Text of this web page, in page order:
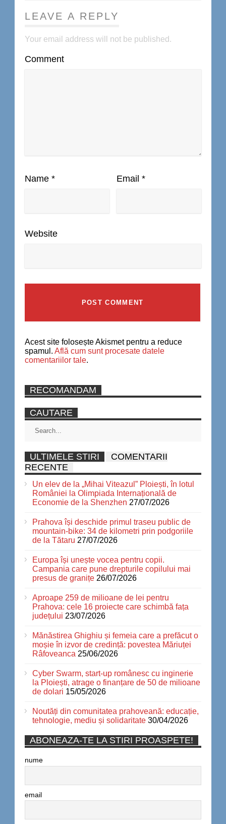
LEAVE A REPLY
Your email address will not be published.
Comment
Name * Email *
Website
Acest site folosește Akismet pentru a reduce
spamul. Află cum sunt procesate datele
comentariilor tale.
RECOMANDAM
CAUTARE
ULTIMELE STIRI
COMENTARII
RECENTE
Un elev de la „Mihai Viteazul” Ploiești, în lotul
României la Olimpiada Internațională de
Economie de la Shenzhen 27/07/2026
Prahova își deschide primul traseu public de
mountain-bike: 34 de kilometri prin podgoriile
de la Tătaru 27/07/2026
Europa își unește vocea pentru copii.
Campania care pune drepturile copilului mai
presus de granițe 26/07/2026
Aproape 259 de milioane de lei pentru
Prahova: cele 16 proiecte care schimbă fața
județului 23/07/2026
Mănăstirea Ghighiu și femeia care a prefăcut o
moșie în izvor de credință: povestea Măriuței
Râfoveanca 25/06/2026
Cyber Swarm, start-up românesc cu inginerie
la Ploiești, atrage o finanțare de 50 de milioane
de dolari 15/05/2026
Noutăți din comunitatea prahoveană: educație,
tehnologie, mediu și solidaritate 30/04/2026
ABONEAZA-TE LA STIRI PROASPETE!
nume
email